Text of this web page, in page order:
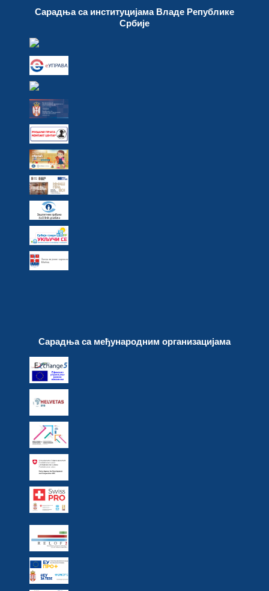
Сарадња са институцијама Владе Републике
Србије
Сарадња са међународним организацијама